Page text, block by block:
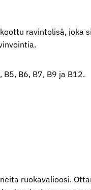
ravintolisä,
B6, B7, B9 ja ​​B12.
ruokavalioosi.